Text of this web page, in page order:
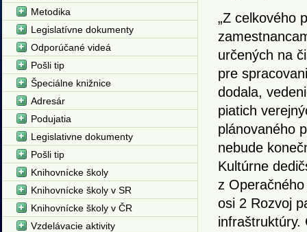
„Z celkového
určených na
pre
dodala,
piatich
plánovaného
nebude
Kultúrne
z
osi 2 Rozvoj
infraštruktúry.
Metodika
Legislatívne dokumenty
Odporúčané videá
Pošli tip
Špeciálne knižnice
Adresár
Podujatia
Legislativne dokumenty
Pošli tip
Knihovnícke školy
Knihovnícke školy v SR
Knihovnícke školy v ČR
Vzdelávacie aktivity